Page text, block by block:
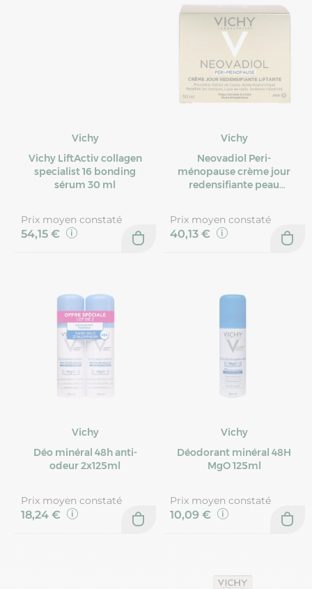
Vichy
Vichy LiftActiv collagen
specialist 16 bonding
sérum 30 ml
Prix moyen constaté
54,15 €
Vichy
Neovadiol Peri-
ménopause crème jour
redensifiante peau
Prix moyen constaté
40,13 €
Vichy
Déo minéral 48h anti-
odeur 2x125ml
Prix moyen constaté
18,24 €
Vichy
Déodorant minéral 48H
MgO 125ml
Prix moyen constaté
10,09 €